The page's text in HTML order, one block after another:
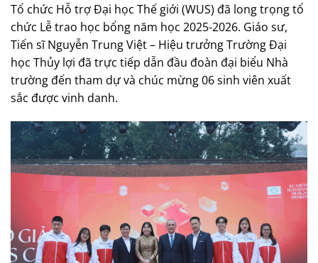
Tổ chức Hỗ trợ Đại học Thế giới (WUS) đã long trọng tổ
chức Lễ trao học bổng năm học 2025-2026. Giáo sư,
Tiến sĩ Nguyễn Trung Việt – Hiệu trưởng Trường Đại
học Thủy lợi đã trực tiếp dẫn đầu đoàn đại biểu Nhà
trường đến tham dự và chúc mừng 06 sinh viên xuất
sắc được vinh danh.